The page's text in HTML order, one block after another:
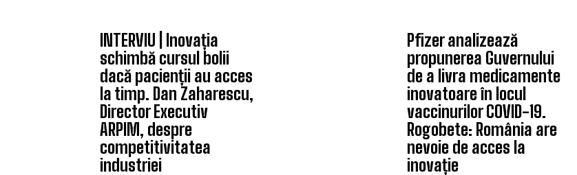
INTERVIU | Inovația
schimbă cursul bolii
dacă pacienții au acces
la timp. Dan Zaharescu,
Director Executiv
ARPIM, despre
competitivitatea
industriei
Pfizer analizează
propunerea Guvernului
de a livra medicamente
inovatoare în locul
vaccinurilor COVID-19.
Rogobete: România are
nevoie de acces la
inovație